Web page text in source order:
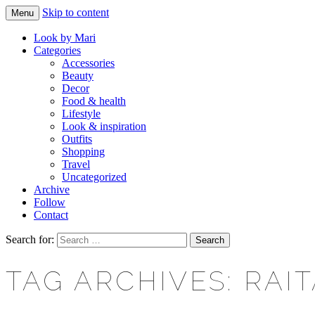
LOOK BY MARI
Makeup & beauty blog
Menu Skip to content
Look by Mari
Categories
Accessories
Beauty
Decor
Food & health
Lifestyle
Look & inspiration
Outfits
Shopping
Travel
Uncategorized
Archive
Follow
Contact
Search for:
TAG ARCHIVES: